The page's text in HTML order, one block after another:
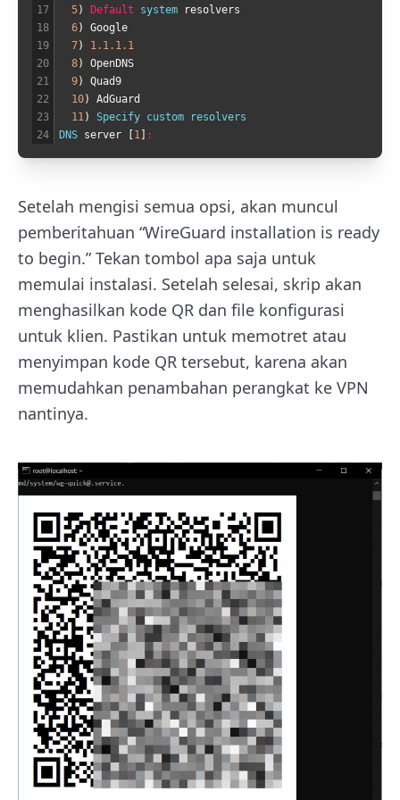
17
18
19
20
21
22
23
24
5) Default system
resolvers
6)
Google
7)
1.1.1.1
8)
OpenDNS
9)
Quad9
10)
AdGuard
11 ) Specify custom
resolvers
DNS server [1 ] :
Setelah mengisi semua opsi, akan muncul
pemberitahuan “WireGuard installation is ready
to begin.” Tekan tombol apa saja untuk
memulai instalasi. Setelah selesai, skrip akan
menghasilkan kode QR dan file konfigurasi
untuk klien. Pastikan untuk memotret atau
menyimpan kode QR tersebut, karena akan
memudahkan penambahan perangkat ke VPN
nantinya.